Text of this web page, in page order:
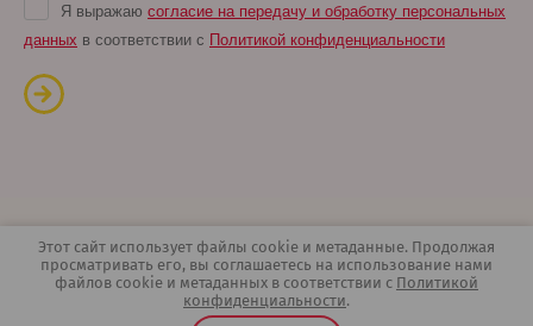
Я выражаю согласие на передачу и обработку персональных
данных в соответствии с Политикой конфиденциальности
© 2018 - 2026 “ЗабБукет.ru” - доставка цветов в Чите
Политика конфиденциальности
Этот сайт использует файлы cookie и метаданные. Продолжая
просматривать его, вы соглашаетесь на использование нами
файлов cookie и метаданных в соответствии с Политикой
конфиденциальности.